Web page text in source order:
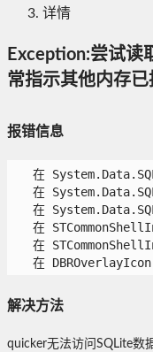
详情
Exception:尝试读
常指示其他内存已
报错信息
在
在
在
在
在
在
解决方法
quicker无法访问SQLite数